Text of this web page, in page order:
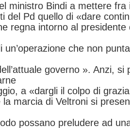
ministro Bindi a mettere fra
del Pd quello di «dare
regna intorno al
un’operazione che non
governo ». Anzi, si
a «dargli il colpo di
marcia di Veltroni si
possano preludere ad